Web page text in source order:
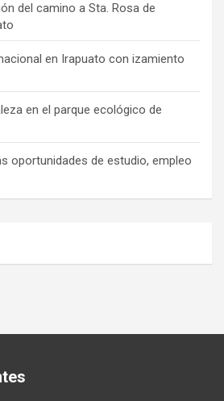
del camino a Sta. Rosa de
en Irapuato con izamiento
en el parque ecológico de
oportunidades de estudio, empleo